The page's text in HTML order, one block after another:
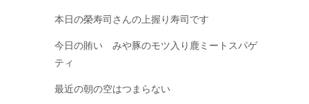
本日の榮寿司さんの上握り寿司です
今日の賄い みや豚のモツ入り鹿ミートスパゲ
ティ
最近の朝の空はつまらない